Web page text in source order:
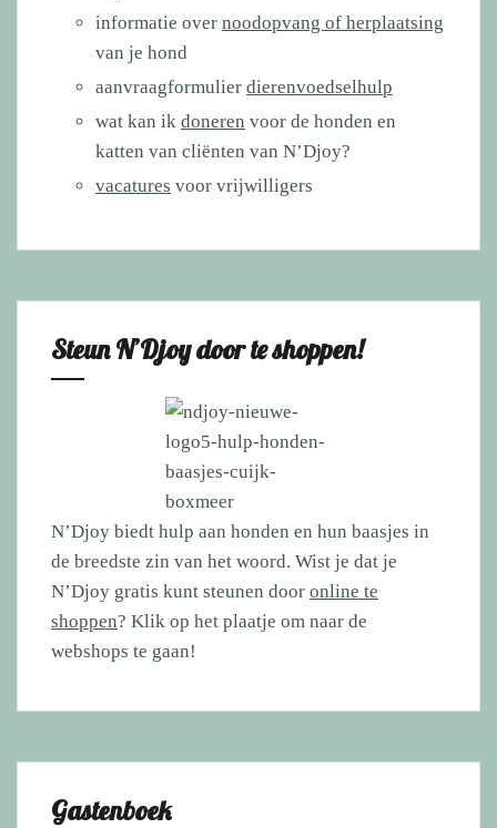
informatie over noodopvang of herplaatsing
van je hond
aanvraagformulier dierenvoedselhulp
wat kan ik doneren voor de honden en
katten van cliënten van N’Djoy?
vacatures voor vrijwilligers
Steun N’Djoy door te shoppen!
N’Djoy biedt hulp aan honden en hun baasjes in
de breedste zin van het woord. Wist je dat je
N’Djoy gratis kunt steunen door online te
shoppen? Klik op het plaatje om naar de
webshops te gaan!
Gastenboek